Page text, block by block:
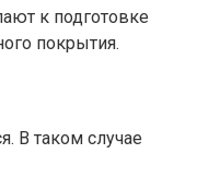
к подготовке
покрытия.
В таком случае